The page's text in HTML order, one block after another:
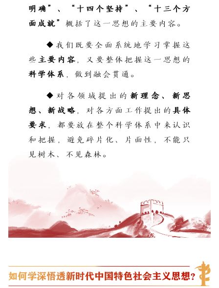
明确”、“十四个坚持”、“十三个方
面成就” 概括了这一思想的主要内容。
◆我们既要全面系统地学习掌握这
些 主要内容 ，又要整体把握这一思想的
科学体系 ，做到融会贯通。
◆对各领域提出的 新理念、新思
想、新战略 ，对各方面工作提出的 具体
要求 ，都要放在整个科学体系中来认识
和把握，避免碎片化、片面性，不能只
见树木、不见森林。